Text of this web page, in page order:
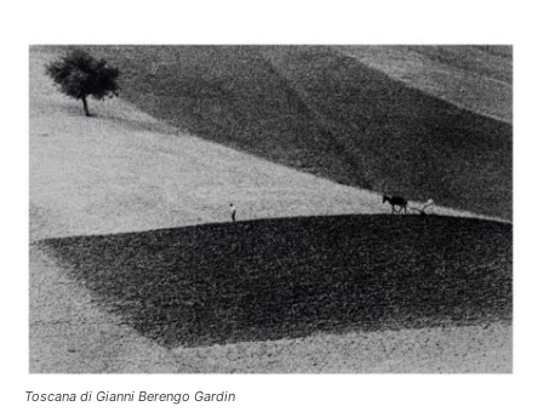
Toscana di Gianni Berengo Gardin